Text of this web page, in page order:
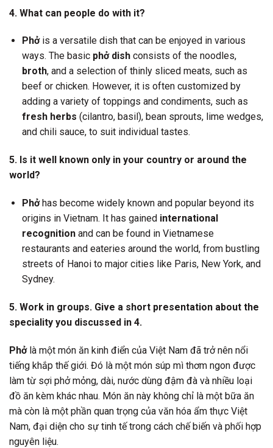
4. What can people do with it?
Phởis a versatile dish that can be enjoyed in various
ways. The basic phở dishconsists of the noodles,
broth, and a selection of thinly sliced meats, such as
beef or chicken. However, it is often customized by
adding a variety of toppings and condiments, such as
fresh herbs (cilantro, basil), bean sprouts, lime wedges,
and chili sauce, to suit individual tastes.
5. Is it well known only in your country or around the
world?
Phởhas become widely known and popular beyond its
origins in Vietnam. It has gained international
recognitionand can be found in Vietnamese
restaurants and eateries around the world, from bustling
streets of Hanoi to major cities like Paris, New York, and
Sydney.
5. Work in groups. Give a short presentation about the
speciality you discussed in 4.
Phởlà một món ăn kinh điển của Việt Nam đã trở nên nổi
tiếng khắp thế giới. Đó là một món súp mì thơm ngon được
làm từ sợi phở mỏng, dài, nước dùng đậm đà và nhiều loại
đồ ăn kèm khác nhau. Món ăn này không chỉ là một bữa ăn
mà còn là một phần quan trọng của văn hóa ẩm thực Việt
Nam, đại diện cho sự tinh tế trong cách chế biến và phối hợp
nguyên liệu.